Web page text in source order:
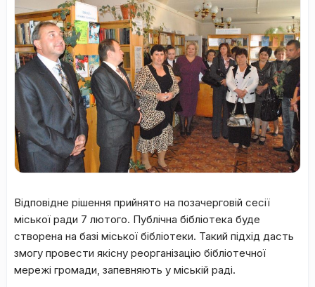
Відповідне рішення прийнято на позачерговій сесії
міської ради 7 лютого. Публічна бібліотека буде
створена на базі міської бібліотеки. Такий підхід дасть
змогу провести якісну реорганізацію бібліотечної
мережі громади, запевняють у міській раді.